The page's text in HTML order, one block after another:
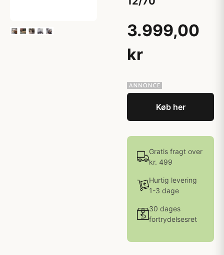
3.999,00
kr
Køb her
Gratis fragt over
kr. 499
Hurtig levering
1-3 dage
30 dages
fortrydelsesret